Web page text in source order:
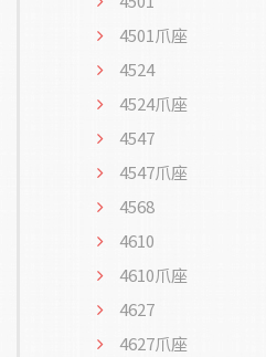
4501爪座
4524
4524爪座
4547
4547爪座
4568
4610
4610爪座
4627
4627爪座